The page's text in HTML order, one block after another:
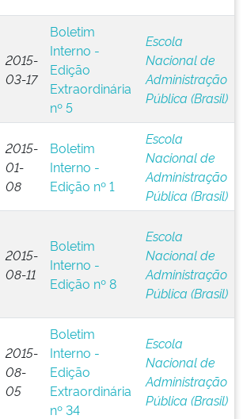
2015-
03-17
Boletim
Interno -
Edição
Extraordinária
nº 5
Escola
Nacional de
Administração
Pública (Brasil)
2015-
01-
08
Boletim
Interno -
Edição nº 1
Escola
Nacional de
Administração
Pública (Brasil)
2015-
08-11
Boletim
Interno -
Edição nº 8
Escola
Nacional de
Administração
Pública (Brasil)
2015-
08-
05
Boletim
Interno -
Edição
Extraordinária
nº 34
Escola
Nacional de
Administração
Pública (Brasil)